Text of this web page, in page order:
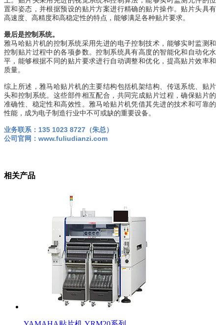
置和姿态，并根据预设的贴片方案进行精确的贴片操作。贴片头具有
高速度、高精度和高稳定性的特点，能够满足各种贴片要求。
最后是控制系统。
雅马哈贴片机的控制系统采用先进的电子控制技术，能够实时监测和
控制贴片过程中的各项参数。控制系统具有高度的智能化和自动化水
平，能够根据不同的贴片要求进行自动调整和优化，提高贴片效率和
质量。
综上所述，雅马哈贴片机的主要结构包括机架结构、传送系统、贴片
头和控制系统。这些部件相互配合，共同完成贴片过程，确保贴片的
准确性、稳定性和高效性。雅马哈贴片机凭借其先进的技术和可靠的
性能，成为电子制造行业中不可或缺的重要设备。
业务联系：135 1023 8727（朱总）
公司官网：www.fuliudianzi.com
相关产品